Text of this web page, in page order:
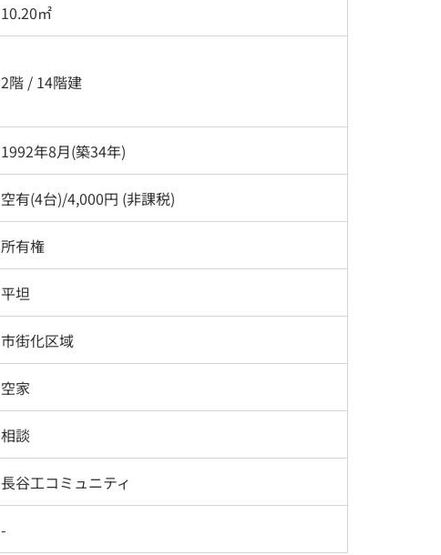
10.20㎡
2階 / 14階建
1992年8月(築34年)
空有(4台)/4,000円 (非課税)
所有権
平坦
市街化区域
空家
相談
長谷工コミュニティ
-